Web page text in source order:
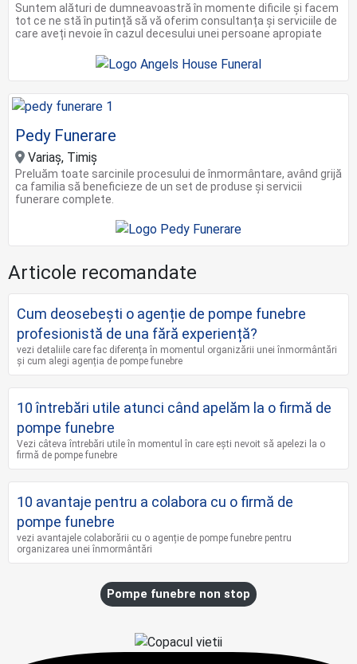
Suntem alături de dumneavoastră în momente dificile și facem
tot ce ne stă în putință să vă oferim consultanța și serviciile de
care aveți nevoie în cazul decesului unei persoane apropiate
Pedy Funerare
Variaș, Timiș
Preluăm toate sarcinile procesului de înmormântare, având grijă
ca familia să beneficieze de un set de produse și servicii
funerare complete.
Articole recomandate
Cum deosebești o agenție de pompe funebre
profesionistă de una fără experiență?
vezi detaliile care fac diferența în momentul organizării unei înmormântări
și cum alegi agenția de pompe funebre
10 întrebări utile atunci când apelăm la o firmă de
pompe funebre
Vezi câteva întrebări utile în momentul în care ești nevoit să apelezi la o
firmă de pompe funebre
10 avantaje pentru a colabora cu o firmă de
pompe funebre
vezi avantajele colaborării cu o agenție de pompe funebre pentru
organizarea unei înmormântări
Pompe funebre non stop